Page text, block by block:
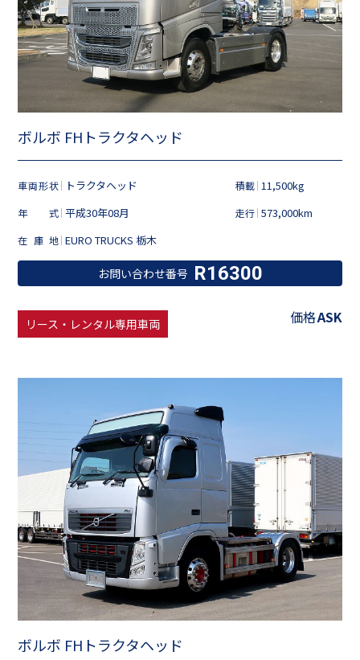
ボルボ FHトラクタヘッド
車両形状 トラクタヘッド 積載 11,500kg
年式 平成30年08月 走行 573,000km
在庫地 EURO TRUCKS 栃木
お問い合わせ番号 R16300
リース・レンタル専用車両 価格ASK
ボルボ FHトラクタヘッド